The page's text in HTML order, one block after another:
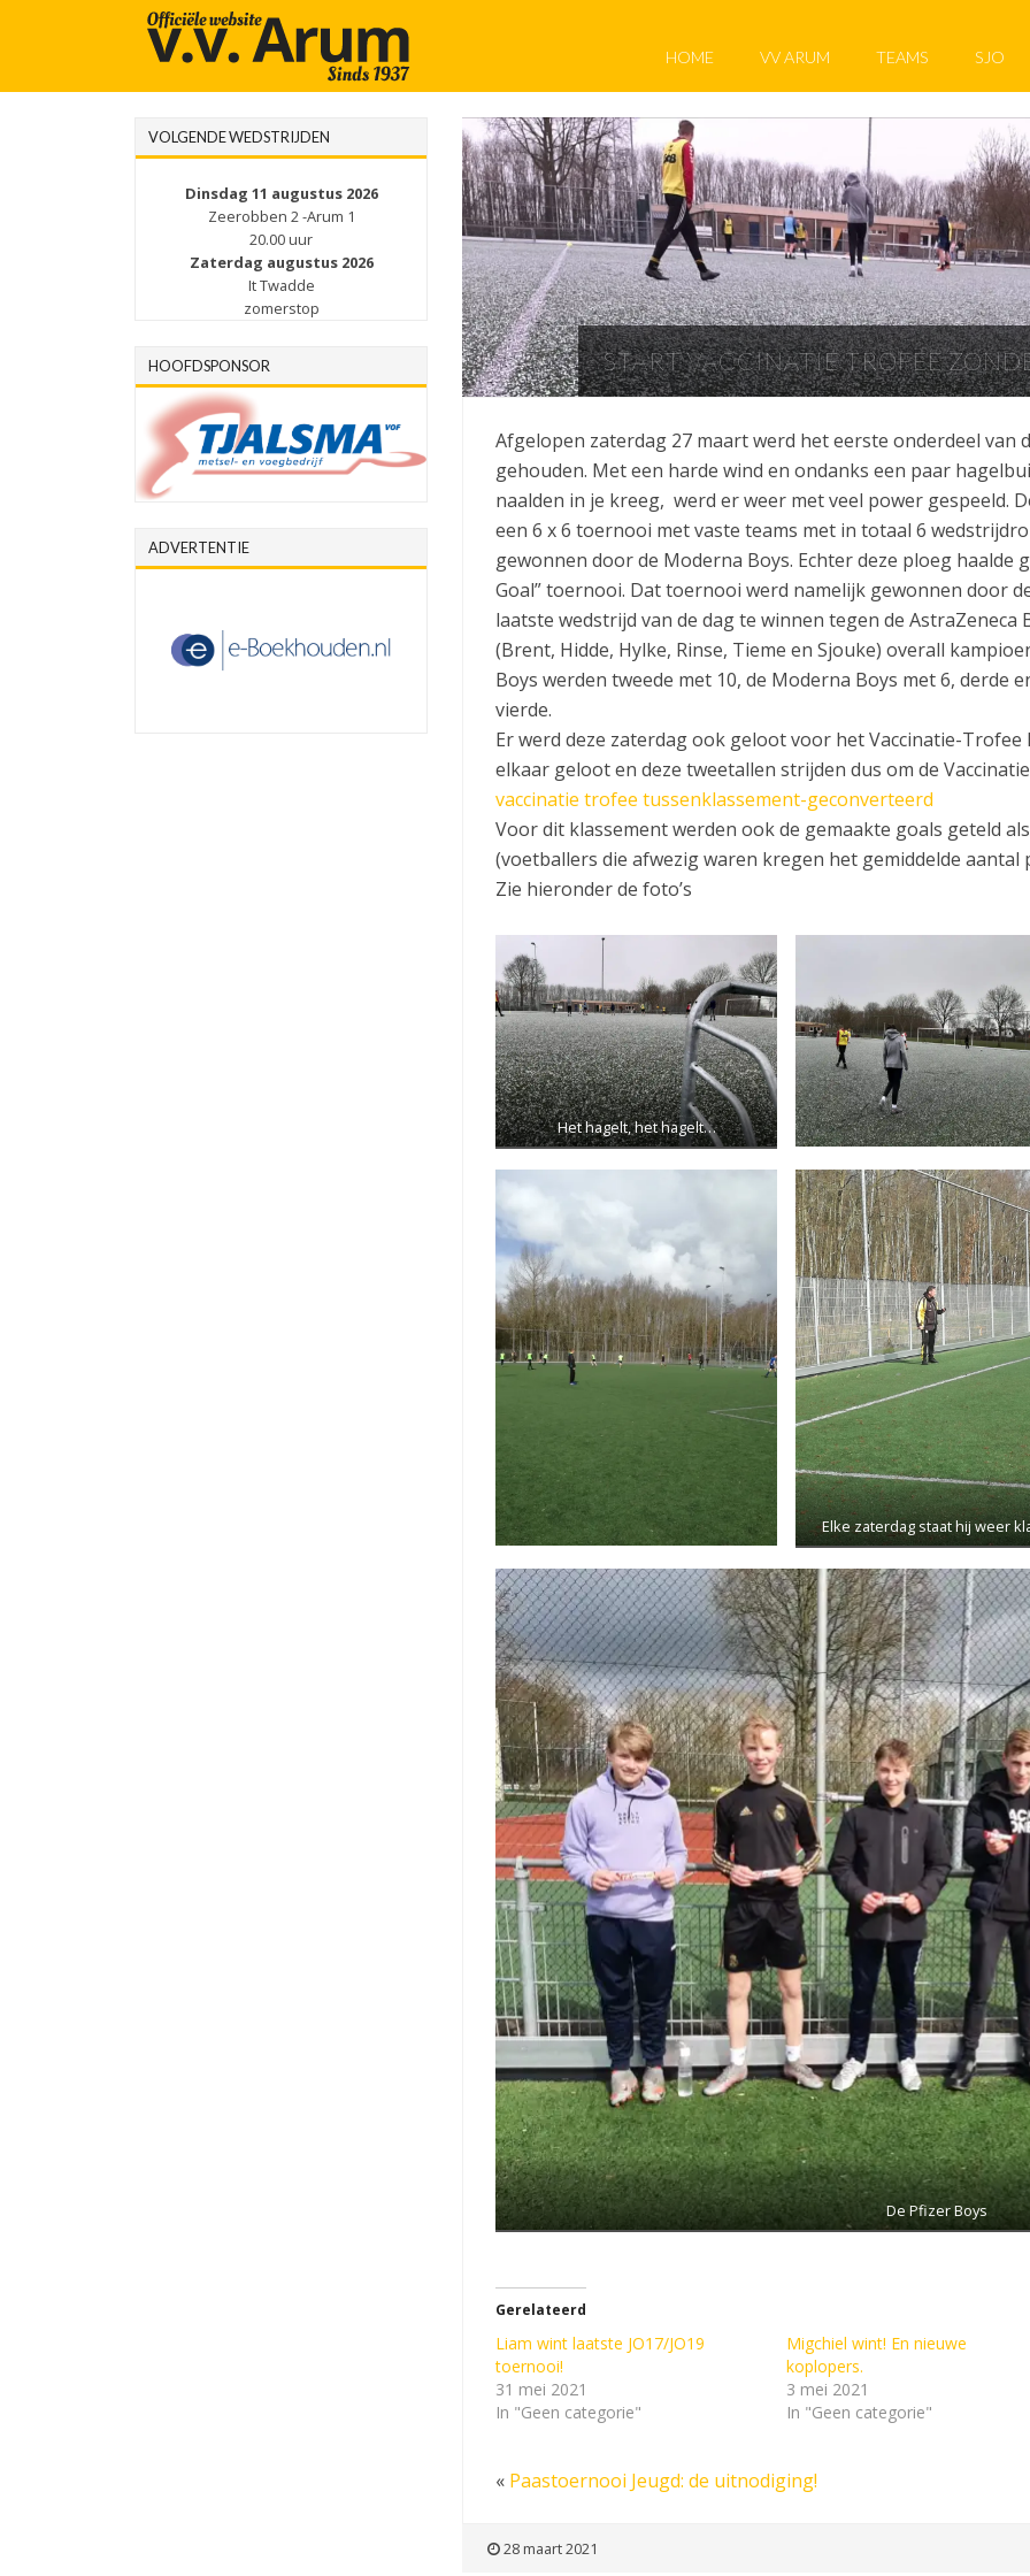
HOME VV ARUM TEAMS SJO
START VACCINATIE TROFEE
Afgelopen zaterdag 27 maart werd het eerste onderdeel van
gehouden. Met een harde wind en ondanks een paar
naalden in je kreeg, werd er weer met veel power gespeeld.
een 6 x 6 toernooi met vaste teams met in totaal 6
gewonnen door de Moderna Boys. Echter deze ploeg haalde
Goal” toernooi. Dat toernooi werd namelijk gewonnen door
laatste wedstrijd van de dag te winnen tegen de AstraZeneca
(Brent, Hidde, Hylke, Rinse, Tieme en Sjouke) overall
Boys werden tweede met 10, de Moderna Boys met 6, derde
vierde.
Er werd deze zaterdag ook geloot voor het Vaccinatie-Trofee
elkaar geloot en deze tweetallen strijden dus om de
vaccinatie trofee tussenklassement-geconverteerd
Voor dit klassement werden ook de gemaakte goals geteld
(voetballers die afwezig waren kregen het gemiddelde aantal
Zie hieronder de foto’s
Het hagelt, het hagelt…
Elke zaterdag staat hij weer
De Pfizer Boys
Gerelateerd
Liam wint laatste JO17/JO19
toernooi!
31 mei 2021
In "Geen categorie"
Migchiel wint! En nieuwe
koplopers.
3 mei 2021
In "Geen categorie"
« Paastoernooi Jeugd: de uitnodiging!
28 maart 2021
VOLGENDE WEDSTRIJDEN
Dinsdag 11 augustus 2026
Zeerobben 2 -Arum 1
20.00 uur
Zaterdag augustus 2026
It Twadde
zomerstop
HOOFDSPONSOR
ADVERTENTIE